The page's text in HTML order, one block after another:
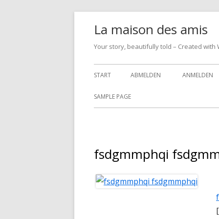
La maison des amis
Your story, beautifully told – Created with
Primäres
Menü
START ABMELDEN ANMELDEN
SAMPLE PAGE
fsdgmmphqi